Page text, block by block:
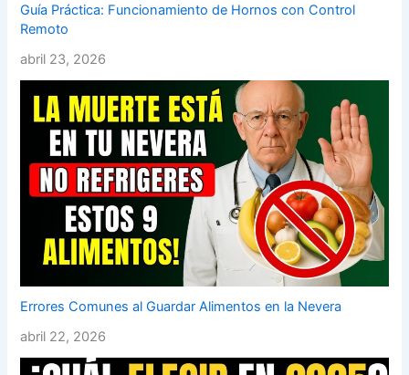
Guía Práctica: Funcionamiento de Hornos con Control
Remoto
abril 23, 2026
Errores Comunes al Guardar Alimentos en la Nevera
abril 22, 2026